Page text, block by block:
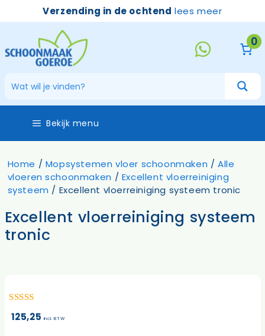
Verzending in de ochtend lees meer
0
Bekijk menu
Home / Mopsystemen vloer schoonmaken / Alle
vloeren schoonmaken / Excellent vloerreiniging
systeem / Excellent vloerreiniging systeem tronic
Excellent vloerreiniging systeem
tronic
125,25 incl. BTW